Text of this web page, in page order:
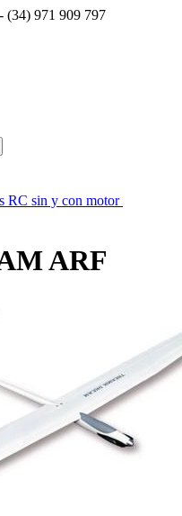
(34) 971 909 797
PUZZLES
PINTURAS,
RC sin y con motor
ARF